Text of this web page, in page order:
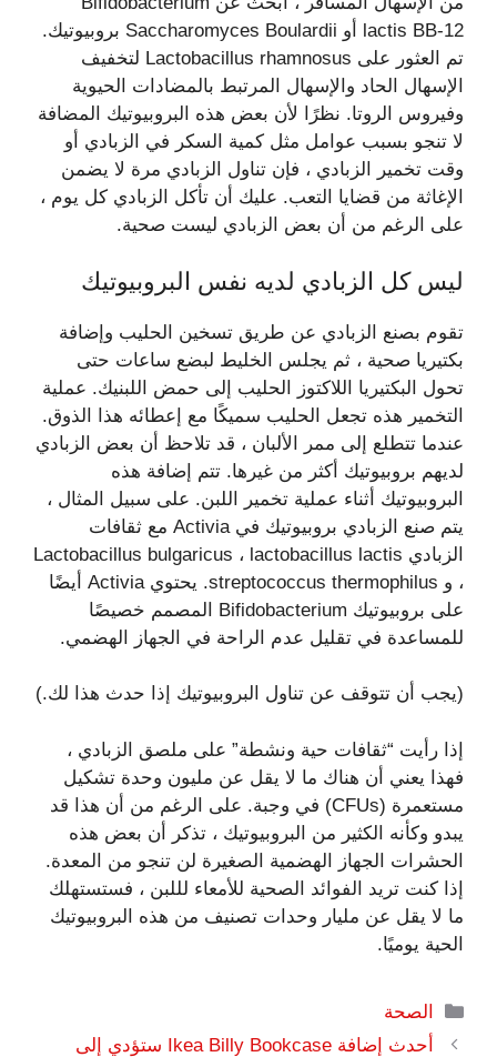
lactis BB-12 أو Saccharomyces Boulardii بروبيوتيك.
تم العثور على Lactobacillus rhamnosus لتخفيف
الإسهال الحاد والإسهال المرتبط بالمضادات الحيوية
وفيروس الروتا. نظرًا لأن بعض هذه البروبيوتيك المضافة
لا تنجو بسبب عوامل مثل كمية السكر في الزبادي أو
وقت تخمير الزبادي ، فإن تناول الزبادي مرة لا يضمن
الإغاثة من قضايا التعب. عليك أن تأكل الزبادي كل يوم ،
على الرغم من أن بعض الزبادي ليست صحية.
ليس كل الزبادي لديه نفس البروبيوتيك
تقوم بصنع الزبادي عن طريق تسخين الحليب وإضافة
بكتيريا صحية ، ثم يجلس الخليط لبضع ساعات حتى
تحول البكتيريا اللاكتوز الحليب إلى حمض اللبنيك. عملية
التخمير هذه تجعل الحليب سميكًا مع إعطائه هذا الذوق.
عندما تتطلع إلى ممر الألبان ، قد تلاحظ أن بعض الزبادي
لديهم بروبيوتيك أكثر من غيرها. تتم إضافة هذه
البروبيوتيك أثناء عملية تخمير اللبن. على سبيل المثال ،
يتم صنع الزبادي بروبيوتيك في Activia مع ثقافات
الزبادي Lactobacillus bulgaricus ، lactobacillus lactis
، و streptococcus thermophilus. يحتوي Activia أيضًا
على بروبيوتيك Bifidobacterium المصمم خصيصًا
للمساعدة في تقليل عدم الراحة في الجهاز الهضمي.
(يجب أن تتوقف عن تناول البروبيوتيك إذا حدث هذا لك.)
إذا رأيت “ثقافات حية ونشطة” على ملصق الزبادي ،
فهذا يعني أن هناك ما لا يقل عن مليون وحدة تشكيل
مستعمرة (CFUs) في وجبة. على الرغم من أن هذا قد
يبدو وكأنه الكثير من البروبيوتيك ، تذكر أن بعض هذه
الحشرات الجهاز الهضمية الصغيرة لن تنجو من المعدة.
إذا كنت تريد الفوائد الصحية للأمعاء لللبن ، فستستهلك
ما لا يقل عن مليار وحدات تصنيف من هذه البروبيوتيك
الحية يوميًا.
التصنيفات
الصحة
أحدث إضافة Ikea Billy Bookcase ستؤدي إلى